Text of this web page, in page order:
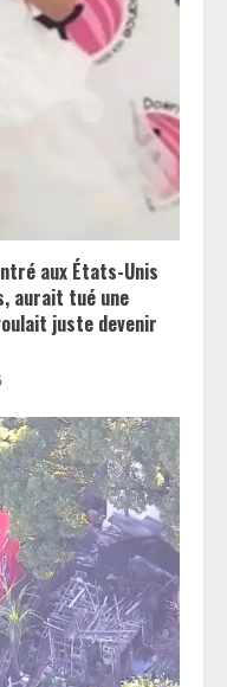
aux États-Unis
aurait tué une
juste devenir